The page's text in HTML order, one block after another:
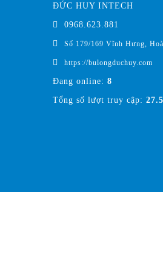
ĐỨC HUY INTECH
0968.623.881
Số 179/169 Vĩnh Hưng,
https://bulongduchuy.com
Đang online: 8
Tổng số lượt truy cập: